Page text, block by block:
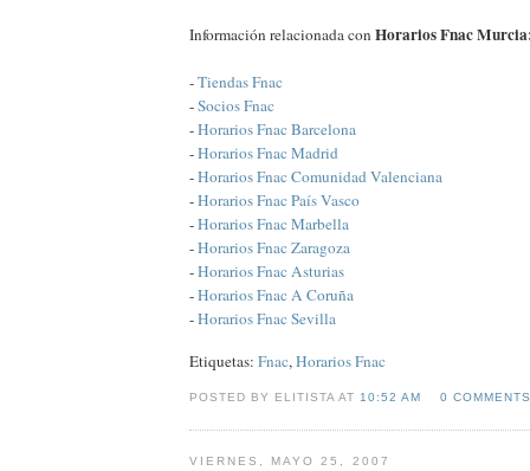
Información relacionada con Horarios Fnac
-Tiendas Fnac
-Socios Fnac
-Horarios Fnac Barcelona
-Horarios Fnac Madrid
-Horarios Fnac Comunidad Valenciana
-Horarios Fnac País Vasco
-Horarios Fnac Marbella
-Horarios Fnac Zaragoza
-Horarios Fnac Asturias
-Horarios Fnac A Coruña
-Horarios Fnac Sevilla
Etiquetas: Fnac,Horarios Fnac
POSTED BY ELITISTA AT10:52 AM 0 COMMENTS
VIERNES, MAYO 25, 2007